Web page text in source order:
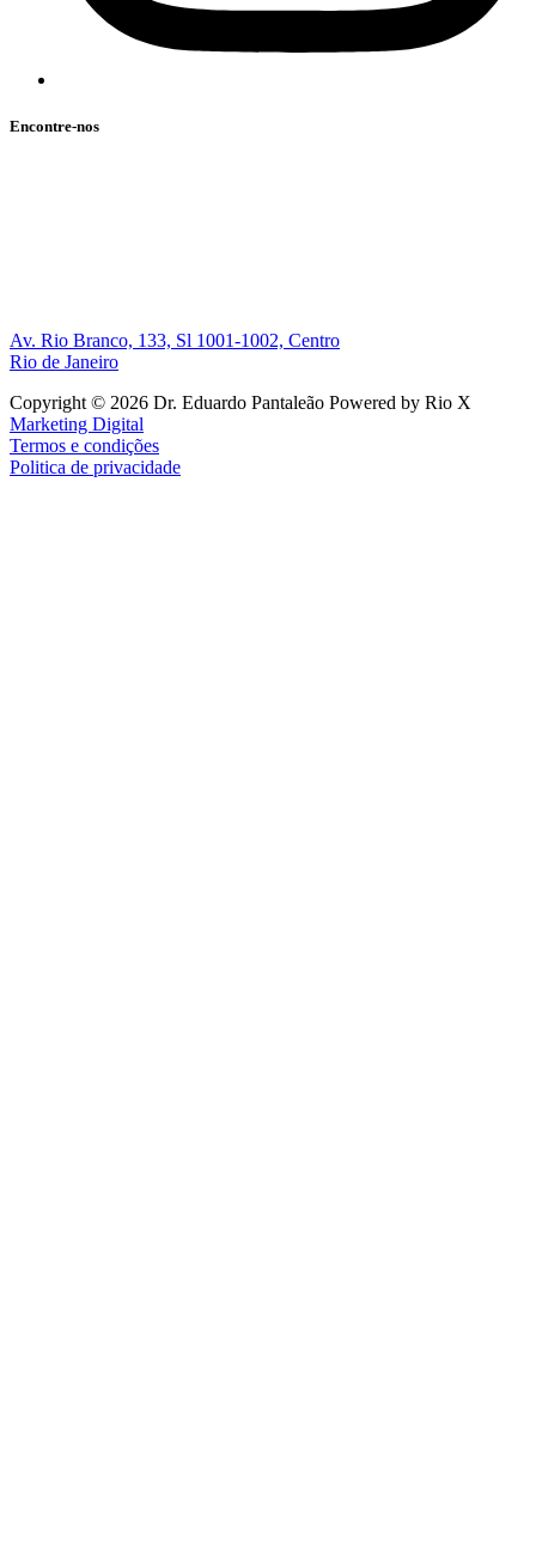
Encontre-nos
Av. Rio Branco, 133, Sl 1001-1002, Centro
Rio de Janeiro
Copyright © 2026 Dr. Eduardo Pantaleão Powered by Rio X
Marketing Digital
Termos e condições
Politica de privacidade